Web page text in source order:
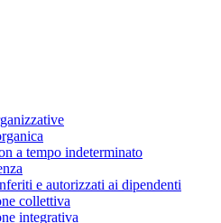
a tempo indeterminato
e autorizzati ai dipendenti
collettiva
integrativa